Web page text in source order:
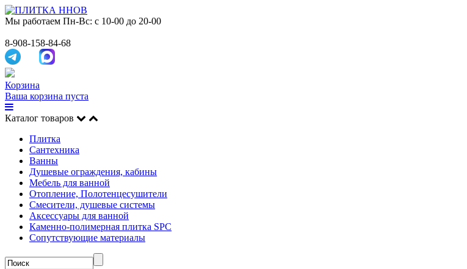
Мы работаем Пн-Вс: с 10-00 до 20-00
8-908-158-84-68
Корзина
Ваша корзина пуста
Каталог товаров
Плитка
Сантехника
Ванны
Душевые ограждения, кабины
Мебель для ванной
Отопление, Полотенцесушители
Смесители, душевые системы
Аксессуары для ванной
Каменно-полимерная плитка SPC
Сопутствующие материалы